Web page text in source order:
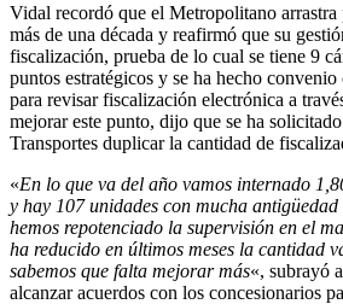
Vidal recordó que el Metropolitano arrastra
más de una década y reafirmó que su
fiscalización, prueba de lo cual se tiene 9
puntos estratégicos y se ha hecho
para revisar fiscalización electrónica a
mejorar este punto, dijo que se ha
Transportes duplicar la cantidad de
«En lo que va del año vamos internado
y hay 107 unidades con mucha
hemos repotenciado la supervisión en el
ha reducido en últimos meses la cantidad
sabemos que falta mejorar más«, subrayó
alcanzar acuerdos con los concesionarios